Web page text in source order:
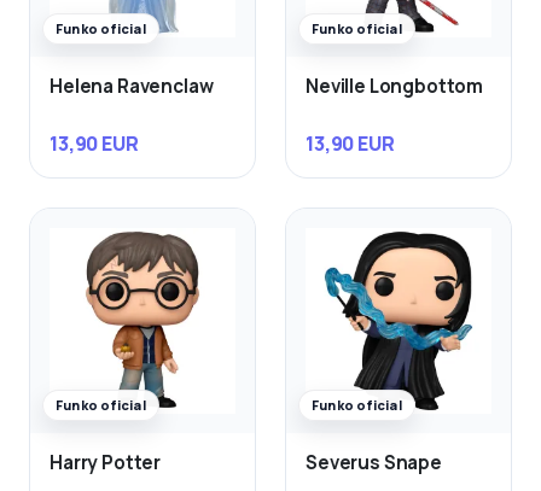
Funko oficial
Helena Ravenclaw
13,90 EUR
Funko oficial
Neville Longbottom
13,90 EUR
Funko oficial
Harry Potter
Funko oficial
Severus Snape